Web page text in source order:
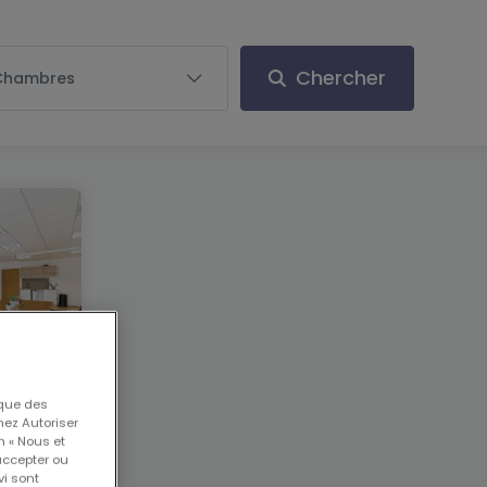
Chercher
des
Autoriser
Nous et
ou
sont